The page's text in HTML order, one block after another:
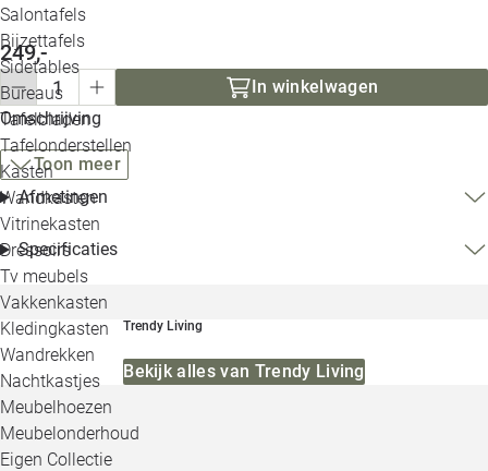
Salontafels
Bijzettafels
Sidetables
Bureaus
Tafelbladen
Tafelonderstellen
Kasten
Wandkasten
Vitrinekasten
Dressoirs
Tv meubels
Vakkenkasten
Kledingkasten
Wandrekken
Nachtkastjes
Meubelhoezen
Meubelonderhoud
Eigen Collectie
249,-
In winkelwagen
Omschrijving
Toon meer
Afmetingen
Specificaties
Trendy Living
Bekijk alles van Trendy Living